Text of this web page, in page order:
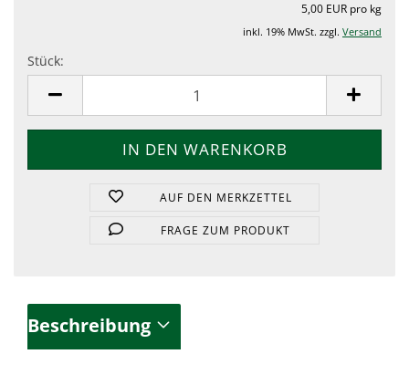
5,00 EUR pro kg
inkl. 19% MwSt. zzgl. Versand
Stück:
AUF DEN MERKZETTEL
FRAGE ZUM PRODUKT
Beschreibung